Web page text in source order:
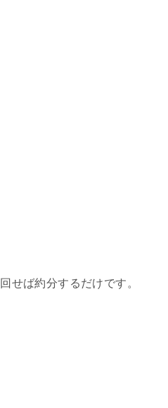
回せば約分するだけです。